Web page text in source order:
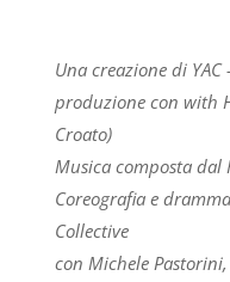
Una creazione di
produzione con with
Croato)
Musica composta dal
Coreografia e
Collective
con Michele